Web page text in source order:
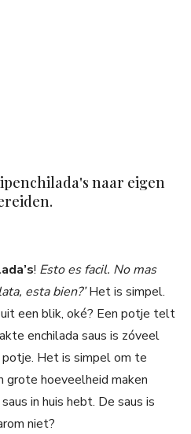
naar eigen
! Esto es facil. No mas
esta bien?’Het is simpel.
een blik, oké? Een potje telt
enchilada saus is zóveel
Het is simpel om te
grote hoeveelheid maken
in huis hebt. De saus is
niet?